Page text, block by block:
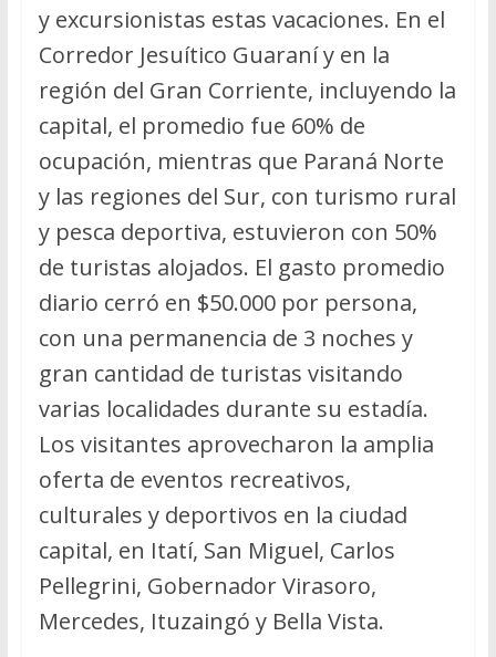
y excursionistas estas vacaciones. En el
Corredor Jesuítico Guaraní y en la
región del Gran Corriente, incluyendo la
capital, el promedio fue 60% de
ocupación, mientras que Paraná Norte
y las regiones del Sur, con turismo rural
y pesca deportiva, estuvieron con 50%
de turistas alojados. El gasto promedio
diario cerró en $50.000 por persona,
con una permanencia de 3 noches y
gran cantidad de turistas visitando
varias localidades durante su estadía.
Los visitantes aprovecharon la amplia
oferta de eventos recreativos,
culturales y deportivos en la ciudad
capital, en Itatí, San Miguel, Carlos
Pellegrini, Gobernador Virasoro,
Mercedes, Ituzaingó y Bella Vista.